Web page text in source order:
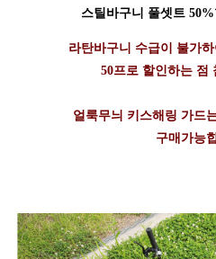
스틸바구니 풀셋트 50%
라탄바구니 수급이 불가
50프로 할인하는 점
얼룩무늬 키스해링 가드
구매가능